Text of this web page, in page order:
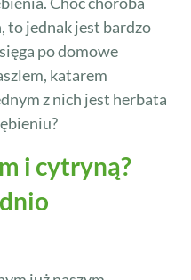
to jednak jest bardzo
po domowe
katarem
z nich jest herbata
i cytryną?